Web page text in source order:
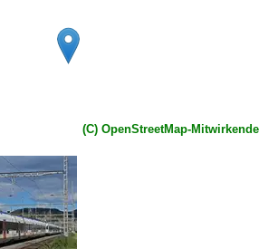
(C) OpenStreetMap-Mitwirkende